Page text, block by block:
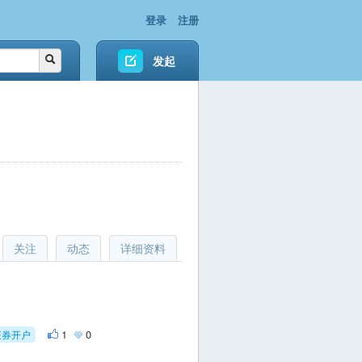
登录 注册
发起
详细资料
动态
关注
开户 1 0